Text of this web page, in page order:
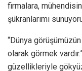
firmalara,
şükranlarımı
“Dünya
olarak görmek
güzellikleriyle